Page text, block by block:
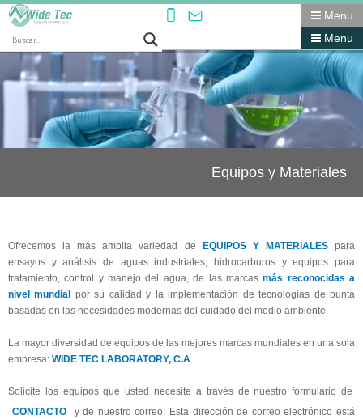
Menu
Menu
Equipos y Materiales
Ofrecemos la más amplia variedad de EQUIPOS Y MATERIALESpara
ensayos y análisis de aguas industriales, hidrocarburos y equipos para
tratamiento, control y manejo del agua, de las marcasmás reconocidas a
nivel mundial
por su calidad y la implementación de tecnologías de punta
basadas en las necesidades modernas del cuidado del medio ambiente.
La mayor diversidad de equipos de las mejores marcas mundiales en una sola
empresa: WIDE TEC LABORATORY, C.A.
Solicite los equipos que usted necesite a través de nuestro formulario de
CONTACTO
y de nuestro correo: Esta dirección de correo electrónico está